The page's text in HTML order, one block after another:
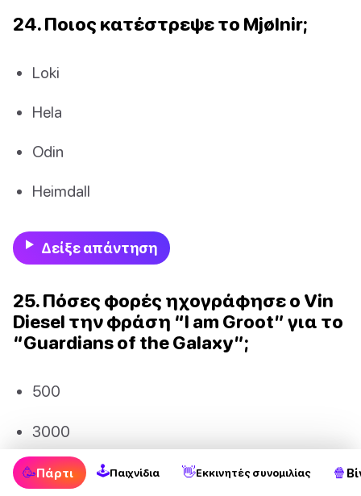
24. Ποιος κατέστρεψε το Mjølnir;
Loki
Hela
Odin
Heimdall
Δείξε απάντηση
25. Πόσες φορές ηχογράφησε ο Vin
Diesel την φράση “I am Groot” για το
“Guardians of the Galaxy”;
500
3000
1000
🥳Πάρτι 🕹Παιχνίδια 👋Εκκινητές συνομιλίας 🍿